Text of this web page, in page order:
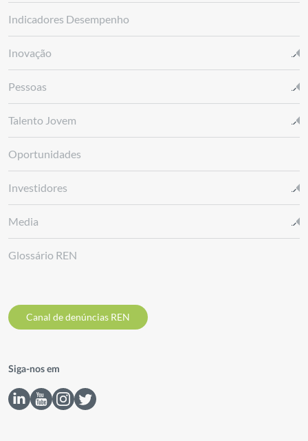
Indicadores Desempenho
Inovação
Pessoas
Talento Jovem
Oportunidades
Investidores
Media
Glossário REN
Canal de denúncias REN
Siga-nos em